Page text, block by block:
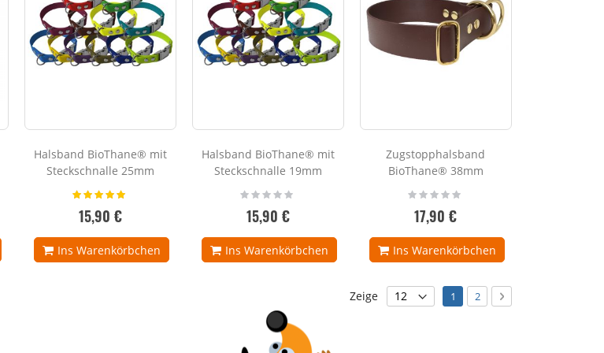
Halsband BioThane® mit
Steckschnalle 25mm
Bewertung:
100%
15,90 €
Ins Warenkörbchen
Halsband BioThane® mit
Steckschnalle 19mm
Rating:
0%
15,90 €
Ins Warenkörbchen
Zugstopphalsband
BioThane® 38mm
Rating:
0%
17,90 €
Ins Warenkörbchen
Seite
Sie lesen gerade die Seite
1 Seite
2 Seite
Weiter
Zeige